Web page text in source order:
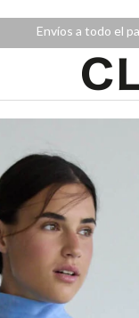
Envíos a todo el